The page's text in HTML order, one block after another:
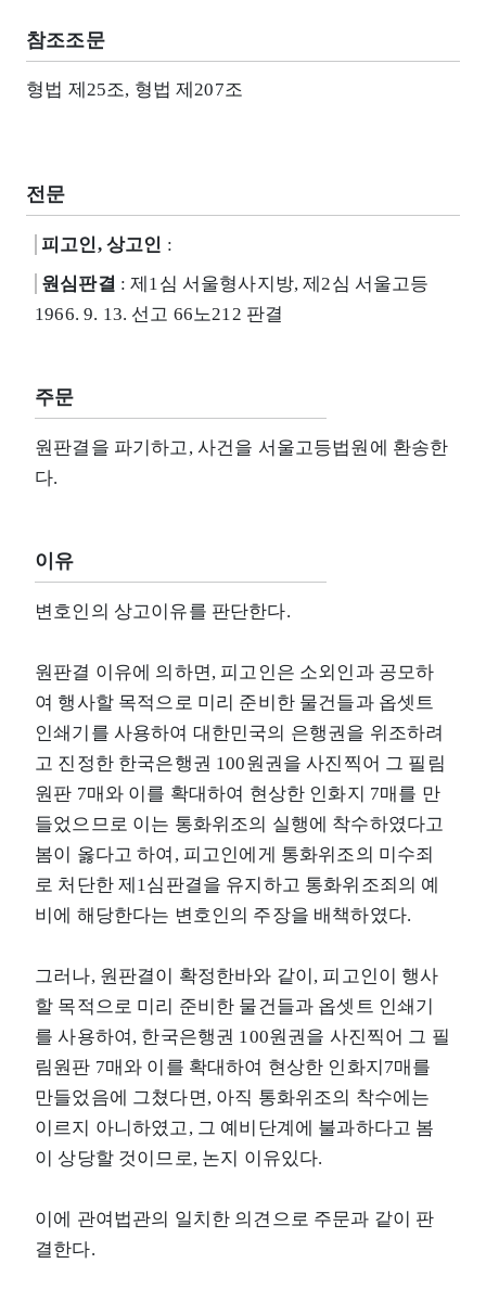
참조조문
형법 제25조, 형법 제207조
전문
피고인, 상고인 :
원심판결 : 제1심 서울형사지방, 제2심 서울고등
1966. 9. 13. 선고 66노212 판결
주문
원판결을 파기하고, 사건을 서울고등법원에 환송한
다.
이유
변호인의 상고이유를 판단한다.
원판결 이유에 의하면, 피고인은 소외인과 공모하
여 행사할 목적으로 미리 준비한 물건들과 옵셋트
인쇄기를 사용하여 대한민국의 은행권을 위조하려
고 진정한 한국은행권 100원권을 사진찍어 그 필림
원판 7매와 이를 확대하여 현상한 인화지 7매를 만
들었으므로 이는 통화위조의 실행에 착수하였다고
봄이 옳다고 하여, 피고인에게 통화위조의 미수죄
로 처단한 제1심판결을 유지하고 통화위조죄의 예
비에 해당한다는 변호인의 주장을 배책하였다.
그러나, 원판결이 확정한바와 같이, 피고인이 행사
할 목적으로 미리 준비한 물건들과 옵셋트 인쇄기
를 사용하여, 한국은행권 100원권을 사진찍어 그 필
림원판 7매와 이를 확대하여 현상한 인화지7매를
만들었음에 그쳤다면, 아직 통화위조의 착수에는
이르지 아니하였고, 그 예비단계에 불과하다고 봄
이 상당할 것이므로, 논지 이유있다.
이에 관여법관의 일치한 의견으로 주문과 같이 판
결한다.